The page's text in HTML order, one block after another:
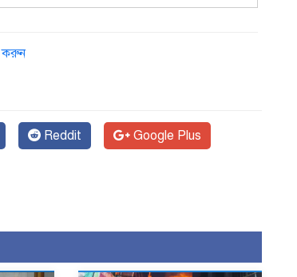
করুন
Reddit Google Plus